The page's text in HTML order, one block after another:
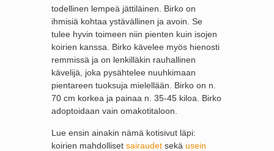
todellinen lempeä jättiläinen. Birko on
ihmisiä kohtaa ystävällinen ja avoin. Se
tulee hyvin toimeen niin pienten kuin isojen
koirien kanssa. Birko kävelee myös hienosti
remmissä ja on lenkilläkin rauhallinen
kävelijä, joka pysähtelee nuuhkimaan
pientareen tuoksuja mielellään. Birko on n.
70 cm korkea ja painaa n. 35-45 kiloa. Birko
adoptoidaan vain omakotitaloon.
Lue ensin ainakin nämä kotisivut läpi:
koirien mahdolliset sairaudet sekä usein